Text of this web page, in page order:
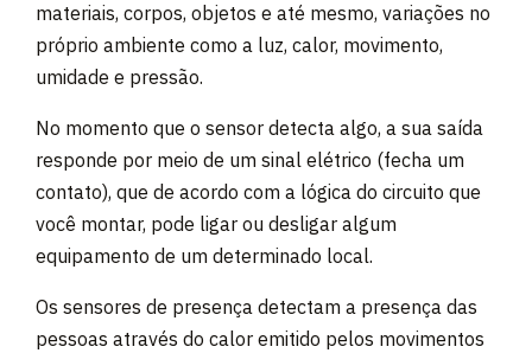
materiais, corpos, objetos e até mesmo, variações no
próprio ambiente como a luz, calor, movimento,
umidade e pressão.
No momento que o sensor detecta algo, a sua saída
responde por meio de um sinal elétrico (fecha um
contato), que de acordo com a lógica do circuito que
você montar, pode ligar ou desligar algum
equipamento de um determinado local.
Os sensores de presença detectam a presença das
pessoas através do calor emitido pelos movimentos